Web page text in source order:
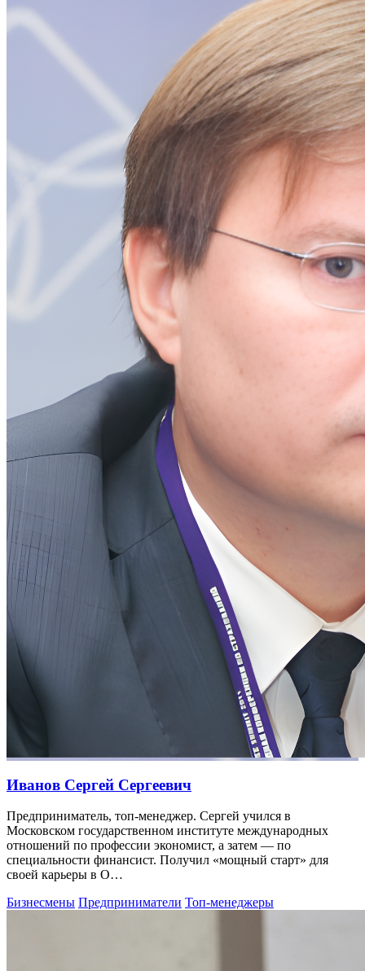
Иванов Сергей Сергеевич
Предприниматель, топ-менеджер. Сергей учился в
Московском государственном институте международных
отношений по профессии экономист, а затем — по
специальности финансист. Получил «мощный старт» для
своей карьеры в О…
Бизнесмены Предприниматели Топ-менеджеры